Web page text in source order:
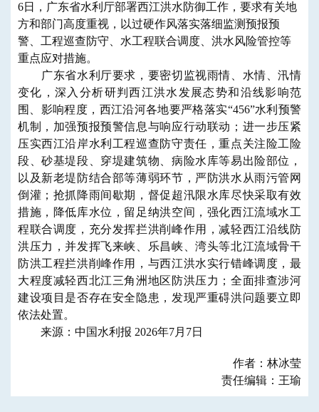
6日，广东省水利厅部署西江洪水防御工作，要求有关地
方和部门高度重视，以过硬作风落实落细监测预报预
警、工程巡查防守、水工程联合调度、洪水风险管控等
重点应对措施。
广东省水利厅要求，要密切监视雨情、水情、汛情
变化，深入分析研判西江洪水发展态势和沿线影响范
围、影响程度，西江沿河各地要严格落实“456”水利预警
机制，加强预报预警信息与响应行动联动；进一步压紧
压实西江沿岸水利工程巡查防守责任，重点关注险工险
段、砂基堤段、穿堤建筑物、病险水库等易出险部位，
以及新老堤防结合部等薄弱环节，严防洪水从雨污管网
倒灌；抢抓降雨间歇期，督促超汛限水库尽快采取有效
措施，降低库水位，留足纳洪空间，强化西江流域水工
程联合调度，充分发挥拦洪削峰作用，减轻西江沿线防
洪压力，并发挥飞来峡、乐昌峡、湾头等北江流域骨干
防洪工程拦洪削峰作用，与西江洪水实行错峰调度，最
大程度减轻西北江三角洲地区防洪压力；全面排查涉河
建设项目是否存在安全隐患，发现严重碍洪问题要立即
依法处置。
来源：中国水利报 2026年7月7日
作者：林冰莹
责任编辑：王瑜